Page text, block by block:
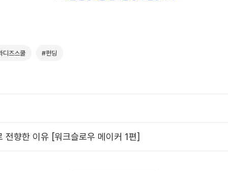
디즈스쿨 #펀딩
전향한 이유 [워크슬로우 메이커 1편]